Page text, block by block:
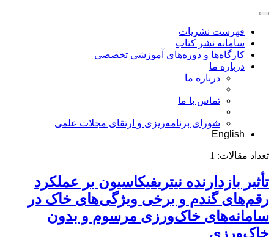
فهرست نشریات
سامانه نشر کتاب
کارگاه‌ها و دوره‌های آموزشی تخصصی
درباره ما
درباره ما
تماس با ما
شورای برنامه‌ریزی و ارتقای مجلات علمی
English
تعداد مقالات: 1
تأثیر بازدارنده نیتریفیکاسیون بر عملکرد
رقم‌های گندم و برخی ویژگی‌های خاک در
سامانه‌های خاک‌ورزی مرسوم و بدون
خاک‌ورزی